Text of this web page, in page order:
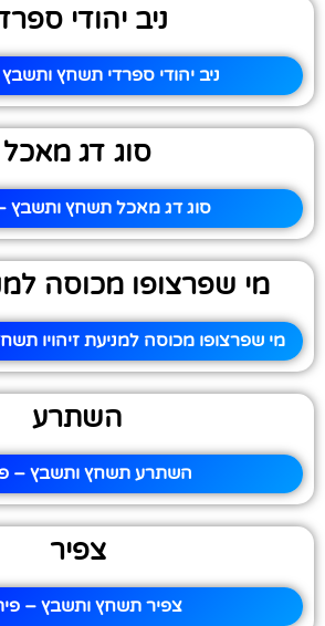
ניב יהודי
ניב יהודי ספרדי תשחץ ותשבץ
סוג דג מאכל
סוג דג מאכל תשחץ ותשבץ –
מי שפרצופו מכוסה
מי שפרצופו מכוסה למניעת זיהויו
השתרע
השתרע תשחץ ותשבץ –
צפיר
צפיר תשחץ ותשבץ –